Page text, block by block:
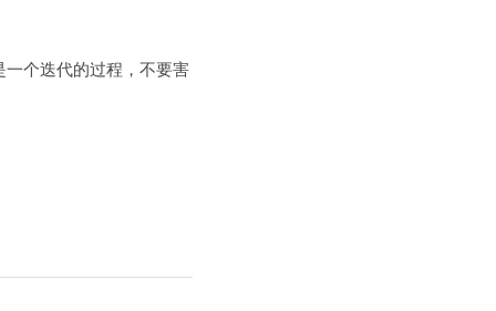
个迭代的过程，不要害